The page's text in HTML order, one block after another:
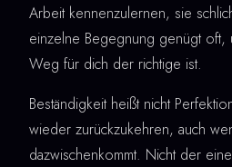
Arbeit kennenzulernen, sie
einzelne Begegnung genügt
Weg für dich der richtige ist.
Beständigkeit heißt nicht
wieder zurückzukehren, auch
dazwischenkommt. Nicht der